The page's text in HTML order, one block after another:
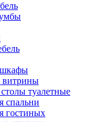
витрины
туалетные
спальни
гостиных